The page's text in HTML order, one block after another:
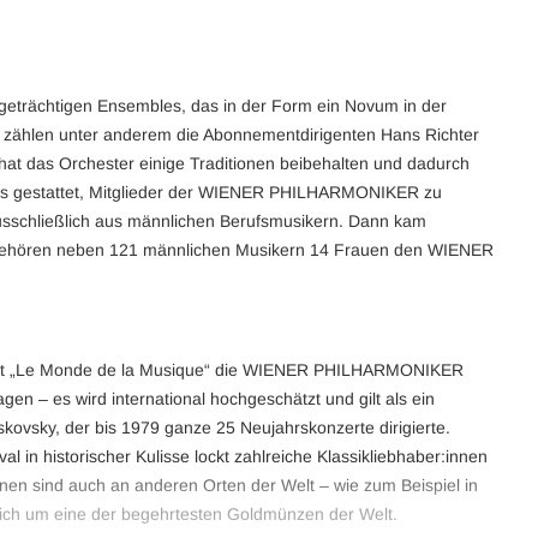
Ensembles, das in der Form ein Novum in der
unter anderem die Abonnementdirigenten Hans Richter
das Orchester einige Traditionen beibehalten und dadurch
Mitglieder der WIENER PHILHARMONIKER zu
aus männlichen Berufsmusikern. Dann kam
neben 121 männlichen Musikern 14 Frauen den WIENER
Monde de la Musique“ die WIENER PHILHARMONIKER
– es wird international hochgeschätzt und gilt als ein
der bis 1979 ganze 25 Neujahrskonzerte dirigierte.
in historischer Kulisse lockt zahlreiche Klassikliebhaber:innen
sind auch an anderen Orten der Welt – wie zum Beispiel in
um eine der begehrtesten Goldmünzen der Welt.